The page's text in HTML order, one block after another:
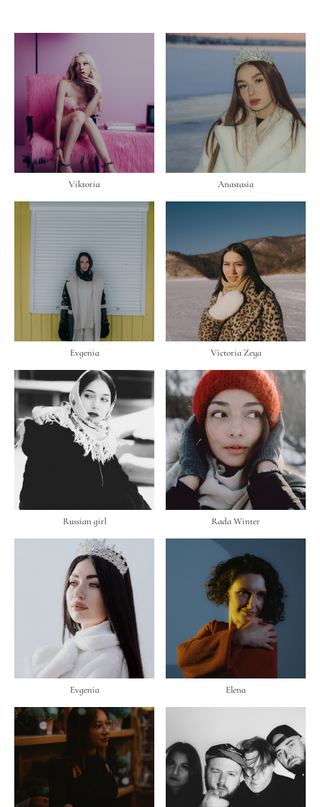
Viktoria Anastasia
Evgenia Victoria Zeya
Russian girl Rada Winter
Evgenia Elena